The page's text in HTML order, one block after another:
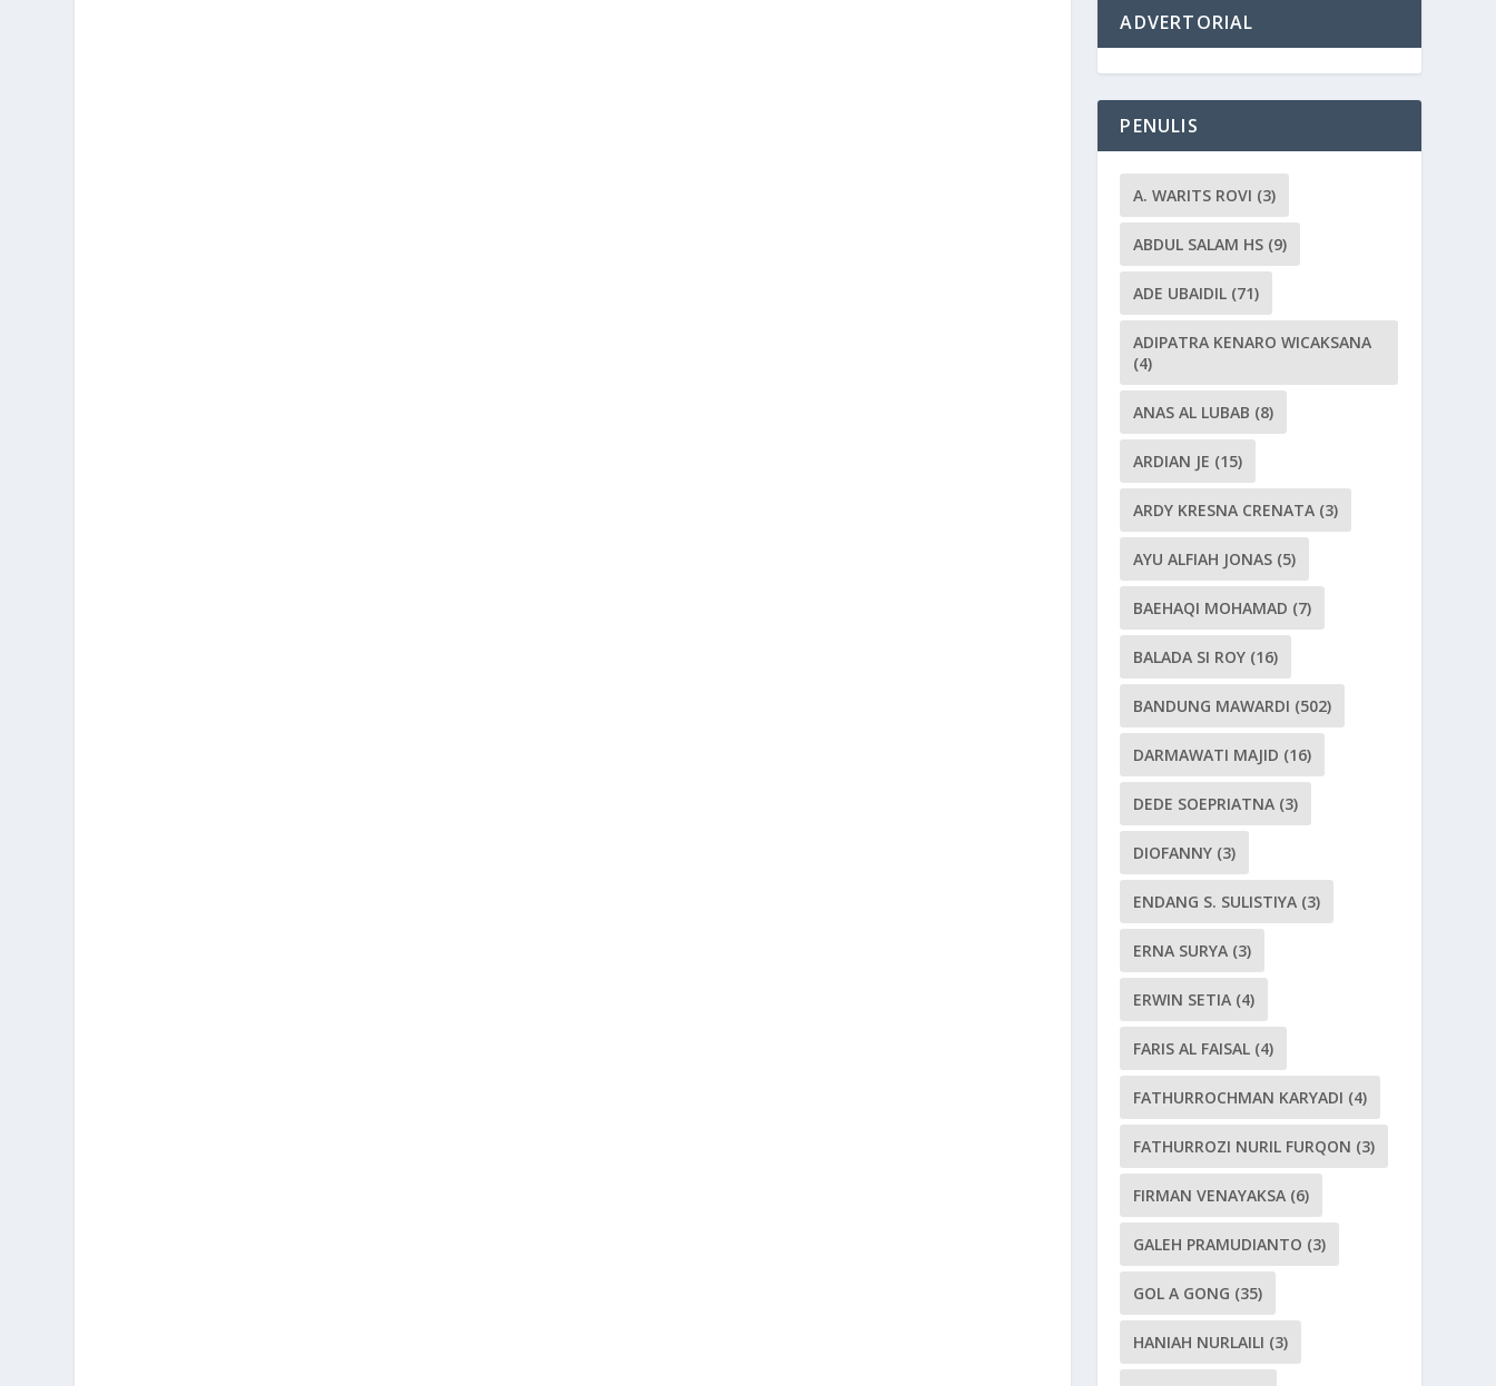
ADVERTORIAL
PENULIS
A. WARITS ROVI (3)
ABDUL SALAM HS (9)
ADE UBAIDIL (71)
ADIPATRA KENARO WICAKSANA
(4)
ANAS AL LUBAB (8)
ARDIAN JE (15)
ARDY KRESNA CRENATA (3)
AYU ALFIAH JONAS (5)
BAEHAQI MOHAMAD (7)
BALADA SI ROY (16)
BANDUNG MAWARDI (502)
DARMAWATI MAJID (16)
DEDE SOEPRIATNA (3)
DIOFANNY (3)
ENDANG S. SULISTIYA (3)
ERNA SURYA (3)
ERWIN SETIA (4)
FARIS AL FAISAL (4)
FATHURROCHMAN KARYADI (4)
FATHURROZI NURIL FURQON (3)
FIRMAN VENAYAKSA (6)
GALEH PRAMUDIANTO (3)
GOL A GONG (35)
HANIAH NURLAILI (3)